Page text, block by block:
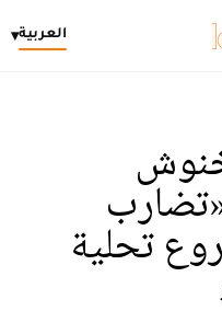
العربية▾
«تضارب
تحلية